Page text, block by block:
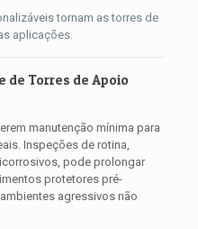
​​tornam as torres de
aplicações.
de Torres de Apoio
manutenção mínima para
Inspeções de rotina,
pode prolongar
protetores pré-
agressivos não